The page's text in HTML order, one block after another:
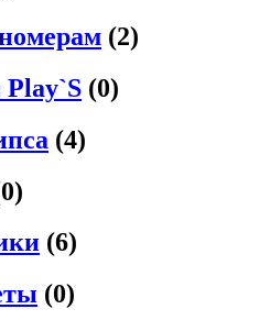
(2)
Рlay`S (0)
(4)
(6)
(0)